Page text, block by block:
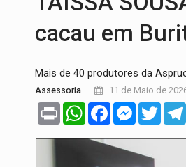
PREVISÃO:
SINDICATOS
BRASIL
cacau em
Mais de 40 produtores da
Assessoria 11 de Maio de
Print WhatsAppFacebookMessenger